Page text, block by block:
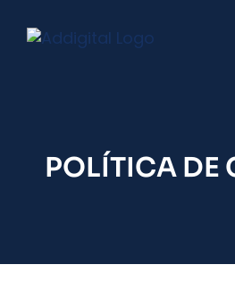
content
POLÍTICA DE